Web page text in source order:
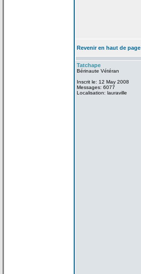
Revenir en haut de page
Tatchape
Bérinaute Vétéran
Inscrit le: 12 May 2008
Messages: 6077
Localisation: lauraville